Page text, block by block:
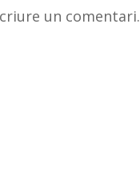
un comentari.